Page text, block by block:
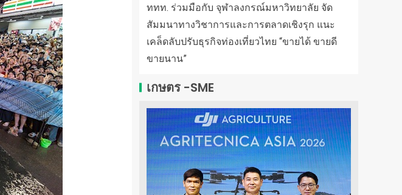
ททท. ร่วมมือกับ จุฬาลงกรณ์มหาวิทยาลัย จัด
สัมมนาทางวิชาการและการตลาดเชิงรุก แนะ
เคล็ดลับปรับธุรกิจท่องเที่ยวไทย “ขายได้ ขายดี
ขายนาน”
เกษตร -SME